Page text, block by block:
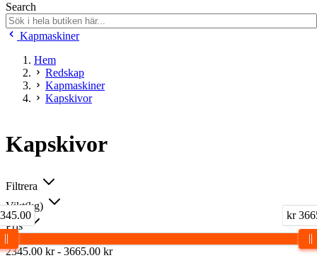
Search
Kapmaskiner
Hem
Redskap
Kapmaskiner
Kapskivor
Kapskivor
Filtrera
Vikt(kg)
Pris
kr
2345.00 kr - 3665.00 kr